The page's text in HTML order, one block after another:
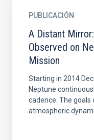
PUBLICACIÓN
A Distant
Observed on
Mission
Starting in 2014
Neptune
cadence. The
atmospheric